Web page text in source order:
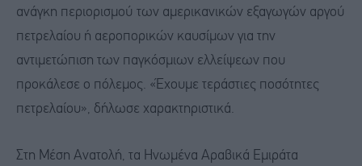
ανάγκη περιορισμού των αμερικανικών εξαγωγών αργού
πετρελαίου ή αεροπορικών καυσίμων για την
αντιμετώπιση των παγκόσμιων ελλείψεων που
προκάλεσε ο πόλεμος. «Έχουμε τεράστιες ποσότητες
πετρελαίου», δήλωσε χαρακτηριστικά.
Στη Μέση Ανατολή, τα Ηνωμένα Αραβικά Εμιράτα